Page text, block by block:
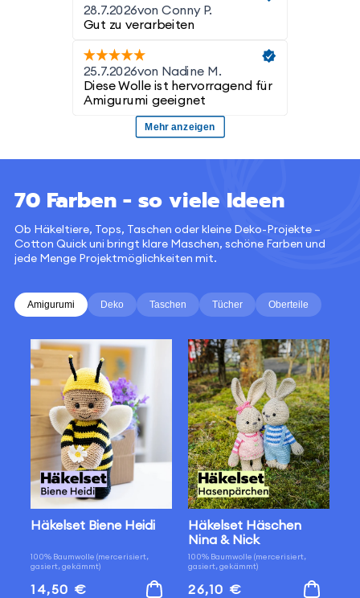
70 Farben - so viele Ideen
Ob Häkeltiere, Tops, Taschen oder kleine Deko-Projekte –
Cotton Quick uni bringt klare Maschen, schöne Farben und
jede Menge Projektmöglichkeiten mit.
Amigurumi Deko Taschen Tücher Oberteile
Häkelset Biene Heidi
100% Baumwolle (mercerisiert,
gasiert, gekämmt)
Normaler
14,50 €
Häkelset Häschen
Nina & Nick
100% Baumwolle (mercerisiert,
gasiert, gekämmt)
Normaler
26,10 €